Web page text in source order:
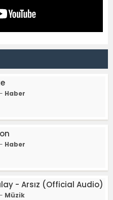
Haber
Haber
- Arsız (Official Audio)
Müzik